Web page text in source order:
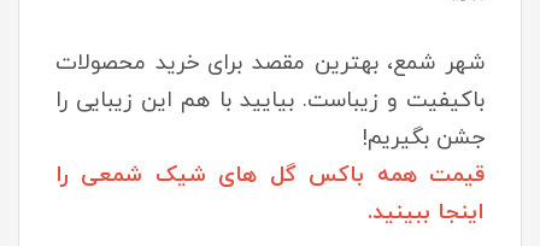
شهر شمع، بهترین مقصد برای خرید محصولات
باکیفیت و زیباست. بیایید با هم این زیبایی را
جشن بگیریم!
قیمت همه باکس گل های شیک شمعی را
اینجا ببینید.